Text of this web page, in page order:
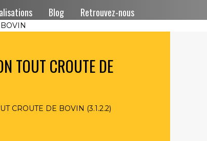
Blog Retrouvez-nous
TOUT CROUTE DE
CROUTE DE BOVIN (3.1.2.2)